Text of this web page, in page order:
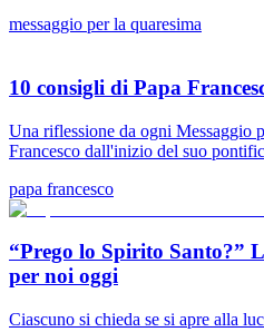
messaggio per la quaresima
10 consigli di Papa
Una riflessione da ogni Messaggio
Francesco dall'inizio del suo
papa francesco
“Prego lo Spirito Santo?”
per noi oggi
Ciascuno si chieda se si apre alla